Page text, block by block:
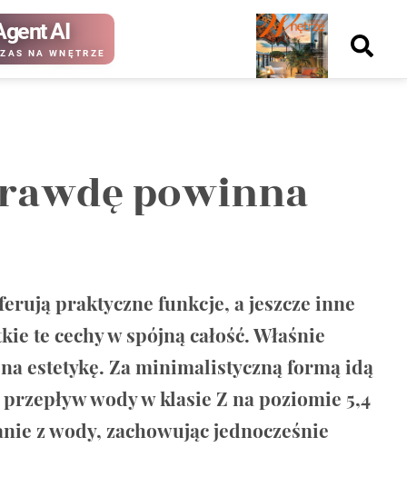
AI
NA WNĘTRZE
Nowy
numer
kup ten
numer
kup ten
numer
powinna
praktyczne funkcje, a jeszcze inne
te cechy w spójną całość. Właśnie
estetykę. Za minimalistyczną formą idą
wody w klasie Z na poziomie 5,4
z wody, zachowując jednocześnie